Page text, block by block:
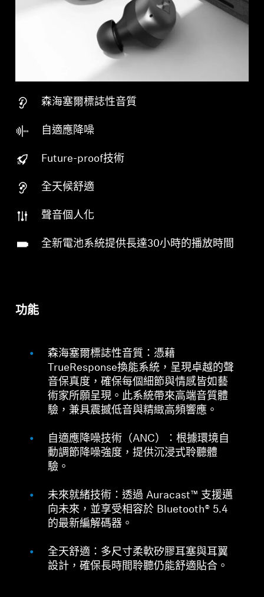
森海塞爾標誌性音質
自適應降噪
Future-proof技術
全天候舒適
聲音個人化
全新電池系統提供長達30小時的播放時間
功能
森海塞爾標誌性音質：憑藉
TrueResponse換能系統，呈現卓越的聲
音保真度，確保每個細節與情感皆如藝
術家所願呈現。此系統帶來高端音質體
驗，兼具震撼低音與精緻高頻響應。
自適應降噪技術（ANC）：根據環境自
動調節降噪強度，提供沉浸式聆聽體
驗。
未來就緒技術：透過 Auracast™ 支援邁
向未來，並享受相容於 Bluetooth® 5.4
的最新編解碼器。
全天舒適：多尺寸柔軟矽膠耳塞與耳翼
設計，確保長時間聆聽仍能舒適貼合。